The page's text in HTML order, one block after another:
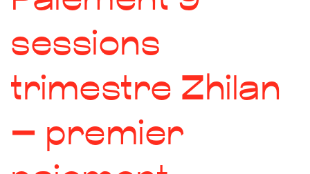
sessions
trimestre Zhilan
– premier